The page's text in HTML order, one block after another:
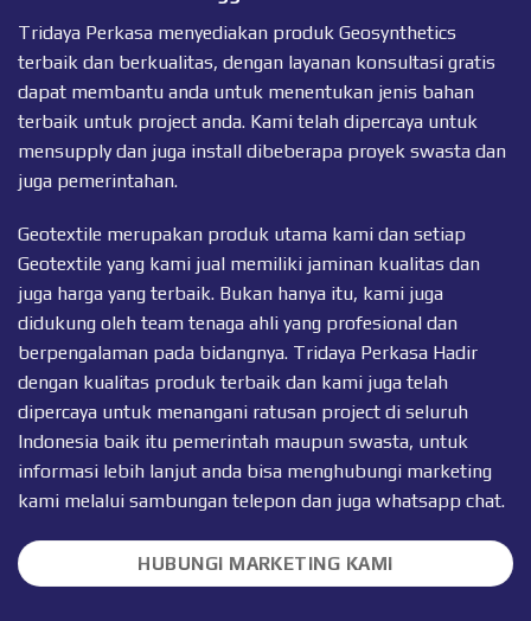
Tridaya Perkasa menyediakan produk Geosynthetics
terbaik dan berkualitas, dengan layanan konsultasi gratis
dapat membantu anda untuk menentukan jenis bahan
terbaik untuk project anda. Kami telah dipercaya untuk
mensupply dan juga install dibeberapa proyek swasta dan
juga pemerintahan.
Geotextile merupakan produk utama kami dan setiap
Geotextile yang kami jual memiliki jaminan kualitas dan
juga harga yang terbaik. Bukan hanya itu, kami juga
didukung oleh team tenaga ahli yang profesional dan
berpengalaman pada bidangnya. Tridaya Perkasa Hadir
dengan kualitas produk terbaik dan kami juga telah
dipercaya untuk menangani ratusan project di seluruh
Indonesia baik itu pemerintah maupun swasta, untuk
informasi lebih lanjut anda bisa menghubungi marketing
kami melalui sambungan telepon dan juga whatsapp chat.
HUBUNGI MARKETING KAMI